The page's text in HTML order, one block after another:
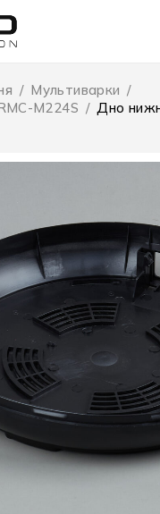
/ Мультиварки /
M224S / Дно